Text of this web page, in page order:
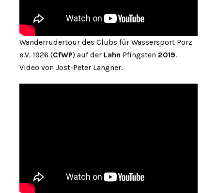
Wanderrudertour des Clubs für Wassersport Porz
e.V. 1926 (CfWP) auf der Lahn Pfingsten 2019.
Video von Jost-Peter Langner.